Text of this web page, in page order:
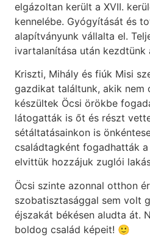
elgázoltan került a XVII.
kennelébe. Gyógyítását és
alapítványunk vállalta el.
ivartalanítása után kezdtünk
Kriszti, Mihály és fiúk Misi
gazdikat találtunk, akik nem
készültek Öcsi örökbe
látogatták is őt és részt
sétáltatásainkon is
családtagként fogadhatták
elvittük hozzájuk zuglói
Öcsi szinte azonnal otthon
szobatisztasággal sem volt
éjszakát békésen aludta át.
boldog család képeit! 🙂